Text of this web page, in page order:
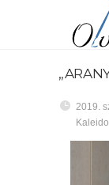
2019.